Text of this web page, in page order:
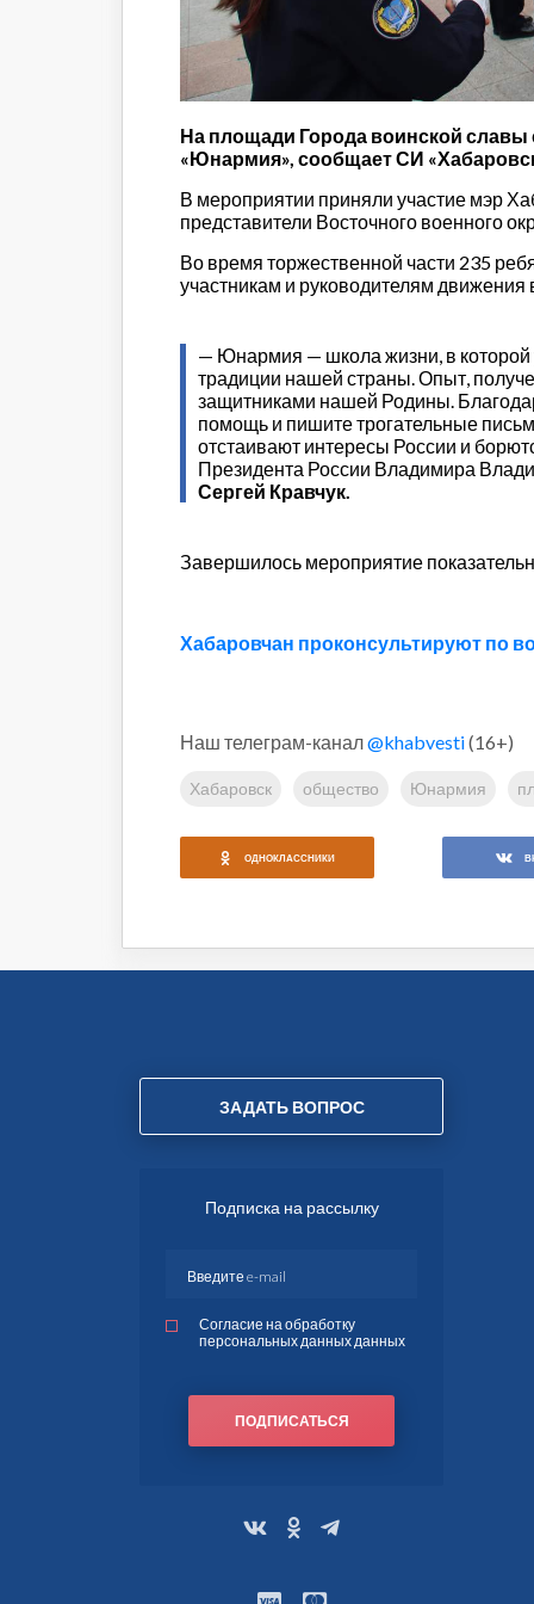
Паводок-2021
Паводок-2022
На площади Города воинской славы
«Юнармия», сообщает СИ
В мероприятии приняли участие мэр
представители Восточного военного
Во время торжественной части 235
участникам и руководителям
— Юнармия — школа жизни, в которой
традиции нашей страны. Опыт,
защитниками нашей Родины.
помощь и пишите трогательные
отстаивают интересы России и
Президента России Владимира
Сергей Кравчук.
Завершилось мероприятие
Хабаровчан проконсультируют по
Наш телеграм-канал@khabvesti(16+)
Хабаровск общество Юнармия
ОДНОКЛАССНИКИ
ЗАДАТЬ ВОПРОС
Подписка на рассылку
Согласие на обработку
персональных данных данных
ПОДПИСАТЬСЯ